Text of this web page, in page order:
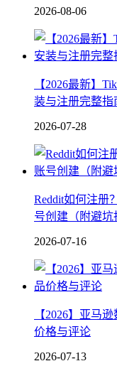
2026-08-06
【2026最新】
装与注册完整指
2026-07-28
Reddit如何注册
号创建（附避坑
2026-07-16
【2026】亚马
价格与评论
2026-07-13